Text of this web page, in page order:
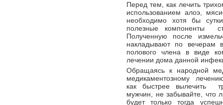
Перед тем, как лечить
использованием алоэ,
необходимо хотя бы
полезные компоненты
Полученную после
накладывают по вечерам
полового члена в виде
лечении дома данной
Обращаясь к народной
медикаментозному
как быстрее вылечить
мужчин, не забывайте, что
будет только тогда